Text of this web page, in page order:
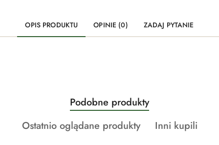
OPIS PRODUKTU OPINIE (0) ZADAJ PYTANIE
Pomiń karuzelę produktów
Produkty
o
statusie:
Podobne produkty
Produkty
Ostatnio oglądane produkty
Produkty
Inni kupili